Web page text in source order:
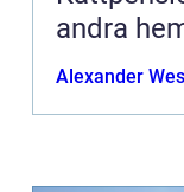
andra
Alexander